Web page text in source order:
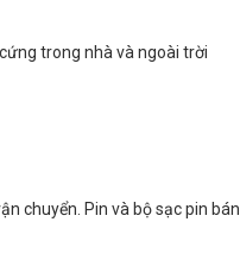
trong nhà và ngoài trời
chuyển. Pin và bộ sạc pin bán